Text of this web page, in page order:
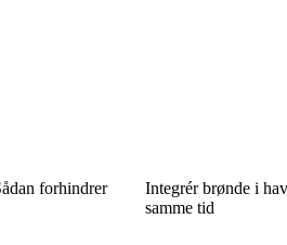
forhindrer
Integrér brønde i
samme tid